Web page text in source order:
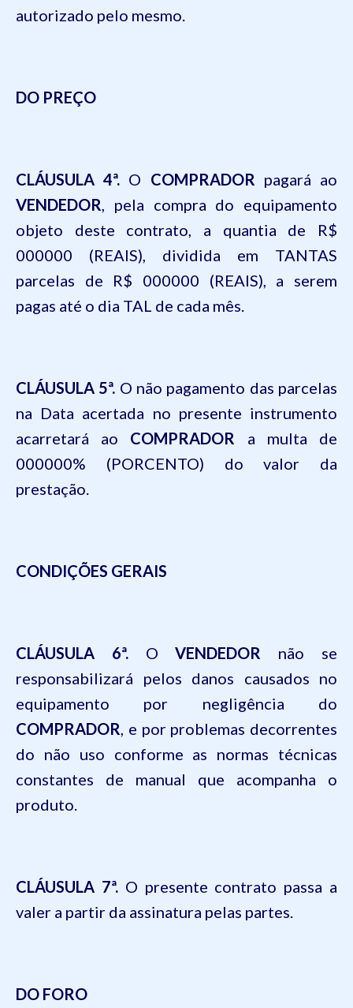
autorizado pelo mesmo.
DO PREÇO
CLÁUSULA 4ª. O COMPRADOR pagará ao
VENDEDOR, pela compra do equipamento
objeto deste contrato, a quantia de R$
000000 (REAIS), dividida em TANTAS
parcelas de R$ 000000 (REAIS), a serem
pagas até o dia TAL de cada mês.
CLÁUSULA 5ª. O não pagamento das parcelas
na Data acertada no presente instrumento
acarretará ao COMPRADOR a multa de
000000% (PORCENTO) do valor da
prestação.
CONDIÇÕES GERAIS
CLÁUSULA 6ª. OVENDEDOR não se
responsabilizará pelos danos causados no
equipamento por negligência do
COMPRADOR, e por problemas decorrentes
do não uso conforme as normas técnicas
constantes de manual que acompanha o
produto.
CLÁUSULA 7ª. O presente contrato passa a
valer a partir da assinatura pelas partes.
DO FORO